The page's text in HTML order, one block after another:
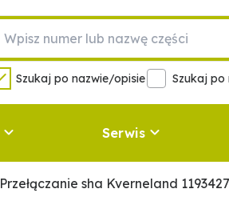
Szukaj po nazwie/opisie Szukaj
Serwis
Przełączanie sha Kverneland